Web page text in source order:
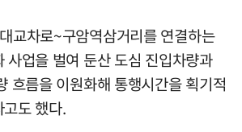
교차로~구암역삼거리를 연결하는
사업을 벌여 둔산 도심 진입차량과
흐름을 이원화해 통행시간을 획기적
도 했다.